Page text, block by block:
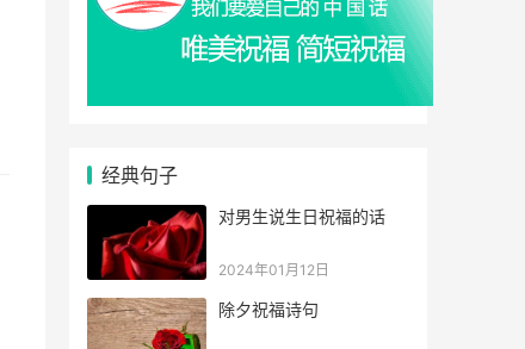
经典句子
对男生说生日祝福的话
2024年01月12日
除夕祝福诗句